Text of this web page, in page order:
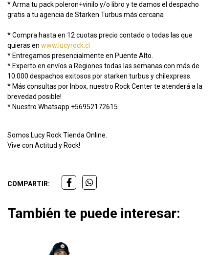
* Arma tu pack poleron+vinilo y/o libro y te damos el despacho
gratis a tu agencia de Starken Turbus más cercana
* Compra hasta en 12 cuotas precio contado o todas las que
quieras en www.lucyrock.cl
* Entregamos presencialmente en Puente Alto.
* Experto en envíos a Regiones todas las semanas con más de
10.000 despachos exitosos por starken turbus y chilexpress.
* Más consultas por Inbox, nuestro Rock Center te atenderá a la
brevedad posible!
* Nuestro Whatsapp +56952172615
Somos Lucy Rock Tienda Online.
Vive con Actitud y Rock!
COMPARTIR:
También te puede interesar: